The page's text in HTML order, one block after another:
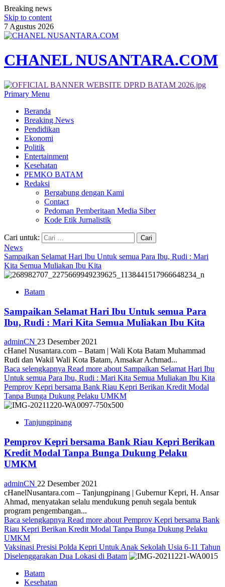
Breaking news
Skip to content
7 Agustus 2026
CHANEL NUSANTARA.COM
Primary Menu
Beranda
Breaking News
Pendidikan
Ekonomi
Politik
Entertainment
Kesehatan
PEMKO BATAM
Redaksi
Bergabung dengan Kami
Contact
Pedoman Pemberitaan Media Siber
Kode Etik Jurnalistik
Cari untuk:
News
Sampaikan Selamat Hari Ibu Untuk semua Para Ibu, Rudi : Mari
Kita Semua Muliakan Ibu Kita
Batam
Sampaikan Selamat Hari Ibu Untuk semua Para
Ibu, Rudi : Mari Kita Semua Muliakan Ibu Kita
adminCN 23 Desember 2021
cHanel Nusantara.com – Batam | Wali Kota Batam Muhammad
Rudi dan Wakil Wali Kota Batam, Amsakar Achmad...
Baca selengkapnya Read more about Sampaikan Selamat Hari Ibu
Untuk semua Para Ibu, Rudi : Mari Kita Semua Muliakan Ibu Kita
Pemprov Kepri bersama Bank Riau Kepri Berikan Kredit Modal
Tanpa Bunga Dukung Pelaku UMKM
Tanjungpinang
Pemprov Kepri bersama Bank Riau Kepri Berikan
Kredit Modal Tanpa Bunga Dukung Pelaku
UMKM
adminCN 22 Desember 2021
cHanelNusantara.com – Tanjungpinang | Gubernur Kepri, H. Ansar
Ahmad, menyatakan selalu mendukung penuh segala bentuk
program pengembangan...
Baca selengkapnya Read more about Pemprov Kepri bersama Bank
Riau Kepri Berikan Kredit Modal Tanpa Bunga Dukung Pelaku
UMKM
Vaksinasi Presisi Polda Kepri Untuk Anak Sekolah Usia 6-11 Tahun
Diselenggarakan Dua Lokasi di Batam
Batam
Kesehatan